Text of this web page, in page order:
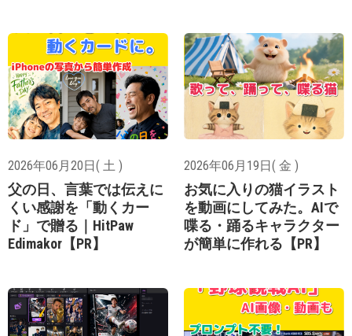
2026年06月20日( 土 )
父の日、言葉では伝えに
くい感謝を「動くカー
ド」で贈る｜HitPaw
Edimakor【PR】
2026年06月19日( 金 )
お気に入りの猫イラスト
を動画にしてみた。AIで
喋る・踊るキャラクター
が簡単に作れる【PR】